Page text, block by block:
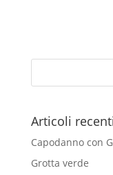
Articoli recenti
Capodanno con
Grotta verde